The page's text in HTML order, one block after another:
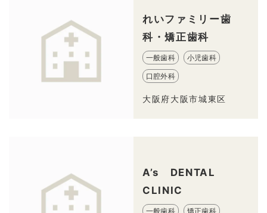
れいファミリー歯
科・矯正歯科
一般歯科 小児歯科
口腔外科
大阪府大阪市城東区
A’s DENTAL
CLINIC
一般歯科 矯正歯科